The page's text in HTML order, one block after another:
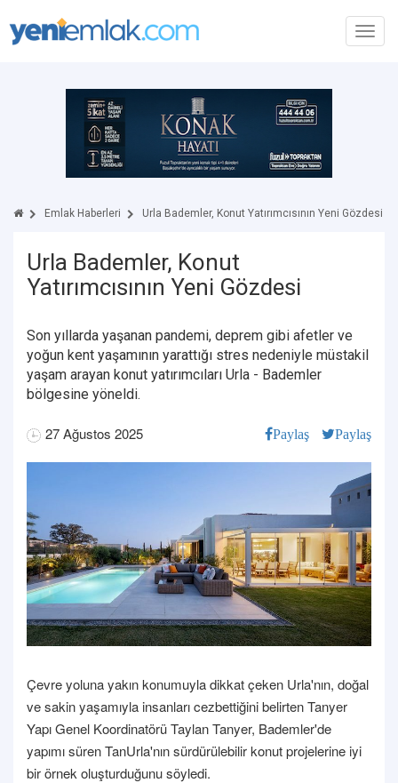
Emlak Haberleri Urla Bademler, Konut Yatırımcısının Yeni Gözdesi
Urla Bademler, Konut
Yatırımcısının Yeni Gözdesi
Son yıllarda yaşanan pandemi, deprem gibi afetler ve
yoğun kent yaşamının yarattığı stres nedeniyle müstakil
yaşam arayan konut yatırımcıları Urla - Bademler
bölgesine yöneldi.
27 Ağustos 2025 Paylaş Paylaş
Çevre yoluna yakın konumuyla dikkat çeken Urla'nın, doğal
ve sakin yaşamıyla insanları cezbettiğini belirten Tanyer
Yapı Genel Koordinatörü Taylan Tanyer, Bademler'de
yapımı süren TanUrla'nın sürdürülebilir konut projelerine iyi
bir örnek oluşturduğunu söyledi.